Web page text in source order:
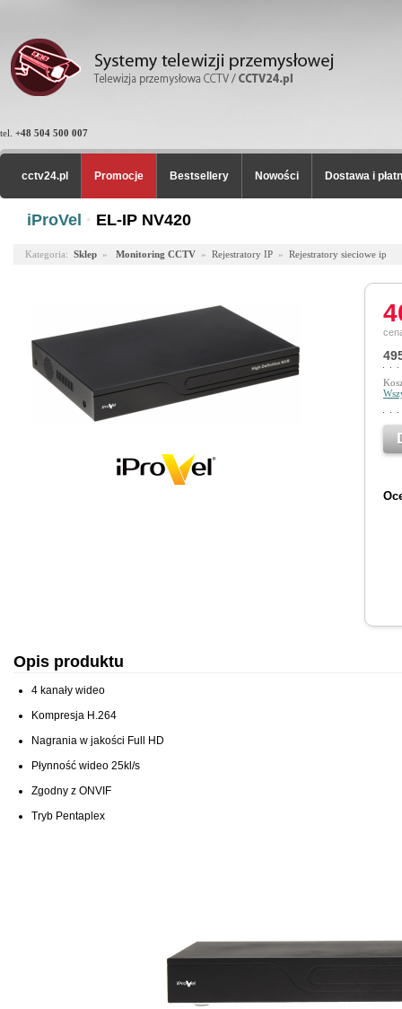
tel. +48 504 500 007
cctv24.pl Promocje Bestsellery Nowości Dostawa i
iProVel · EL-IP NV420
Kategoria: Sklep » Monitoring CCTV » Rejestratory IP » Rejestratory sieciowe ip
Opis produktu
4 kanały wideo
Kompresja H.264
Nagrania w jakości Full HD
Płynność wideo 25kl/s
Zgodny z ONVIF
Tryb Pentaplex